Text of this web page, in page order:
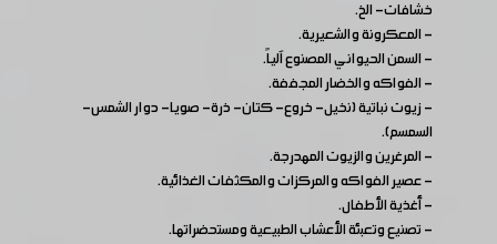
خشافات- الخ.
- المعكرونة والشعيرية.
- السمن الحيواني المصنوع آلياً.
- الفواكه والخضار المجففة.
- زيوت نباتية (نخيل- خروع- كتان- ذرة- صويا- دوار الشمس-
السمسم).
- المرغرين والزيوت المهدرجة.
- عصير الفواكه والمركزات والمكثفات الغذائية.
- أغذية الأطفال.
- تصنيع وتعبئة الأعشاب الطبيعية ومستحضراتها.